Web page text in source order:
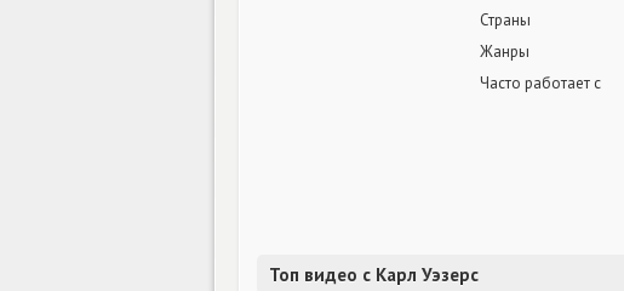
Страны
Жанры
Часто работает с
Топ видео с Карл Уэзерс